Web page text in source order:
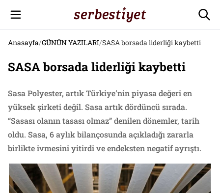
Anasayfa/GÜNÜN YAZILARI/SASA borsada liderliği kaybetti
SASA borsada liderliği kaybetti
Sasa Polyester, artık Türkiye’nin piyasa değeri en
yüksek şirketi değil. Sasa artık dördüncü sırada.
“Sasası olanın tasası olmaz” denilen dönemler, tarih
oldu. Sasa, 6 aylık bilançosunda açıkladığı zararla
birlikte ivmesini yitirdi ve endeksten negatif ayrıştı.